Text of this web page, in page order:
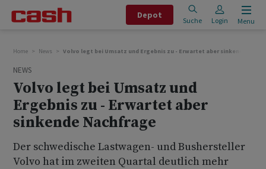
Depot
Suche Login Menu
Home News Volvo legt bei Umsatz und Ergebnis zu - Erwartet aber sinkende
NEWS
Volvo legt bei Umsatz und
Ergebnis zu - Erwartet aber
sinkende Nachfrage
Der schwedische Lastwagen- und Bushersteller
Volvo hat im zweiten Quartal deutlich mehr